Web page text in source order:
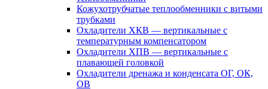
Кожухотрубчатые теплообменники с витыми
трубками
Охладители ХКВ — вертикальные с
температурным компенсатором
Охладители ХПВ — вертикальные с
плавающей головкой
Охладители дренажа и конденсата ОГ, ОК,
ОВ